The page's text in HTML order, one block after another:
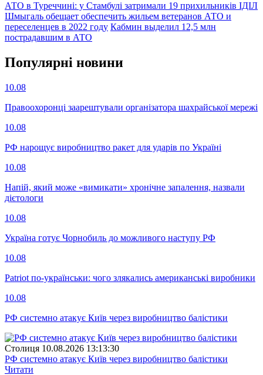
АТО в Туреччині: у Стамбулі затримали 19 прихильників ІДІЛ
Шмыгаль обещает обеспечить жильем ветеранов АТО и
переселенцев в 2022 году Кабмин выделил 12,5 млн
пострадавшим в АТО
Популярнi новини
10.08
Правоохоронці заарештували організатора шахрайської мережі
10.08
РФ нарощує виробництво ракет для ударів по Україні
10.08
Напій, який може «вимикати» хронічне запалення, назвали
дієтологи
10.08
Україна готує Чорнобиль до можливого наступу РФ
10.08
Patriot по-українськи: чого злякались американські виробники
10.08
РФ системно атакує Київ через виробництво балістики
Столиця 10.08.2026 13:13:30
РФ системно атакує Київ через виробництво балістики
Читати